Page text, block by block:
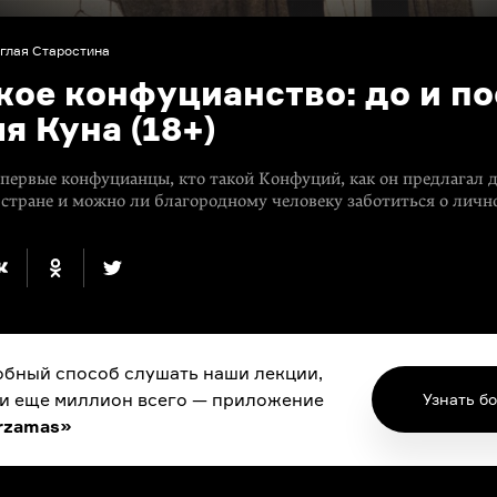
Старостина
конфуцианство: до и
Куна (18+)
конфуцианцы, кто такой Конфуций, как он предлагал
и можно ли благородному человеку заботиться о
способ слушать наши лекции,
еще миллион всего — приложение
Узнать